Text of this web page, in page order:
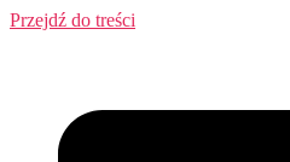
Przejdź do treści